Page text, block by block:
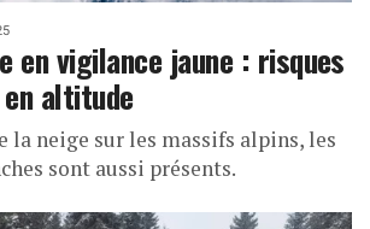
en vigilance jaune : risques
altitude
la neige sur les massifs alpins, les
sont aussi présents.